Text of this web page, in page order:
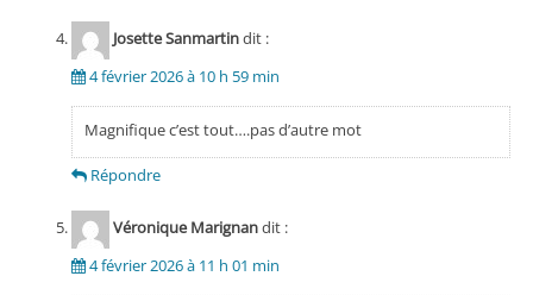
Josette Sanmartindit :
4 février 2026 à 10 h 59 min
Magnifique c’est tout….pas d’autre mot
Répondre
Véronique Marignandit :
4 février 2026 à 11 h 01 min